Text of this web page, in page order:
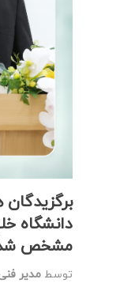
مشخص
توسط مدیر